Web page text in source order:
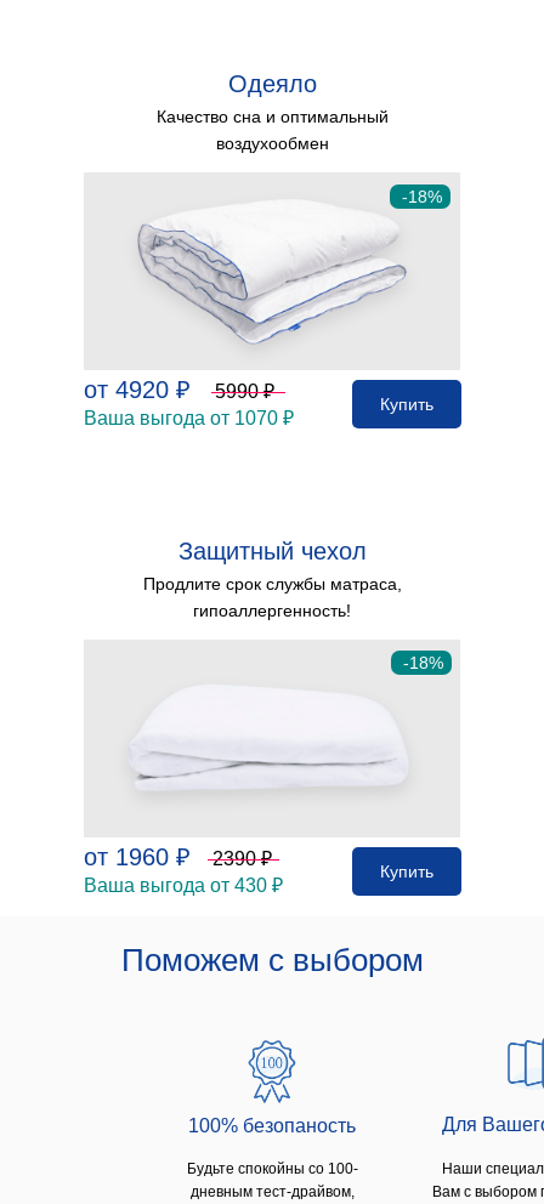
Одеяло
Защитный чехол
Качество сна и оптимальный
воздухообмен
Продлите срок службы матраса,
гипоаллергенность!
Купить
от 4920 ₽
5990 ₽
Ваша выгода от 1070 ₽
Купить
от 1960 ₽
2390 ₽
Ваша выгода от 430 ₽
-18%
-18%
Поможем с выбором
Для
100% безопаность
Наши
Вам с выбором
Будьте спокойны со 100-
дневным тест-драйвом,